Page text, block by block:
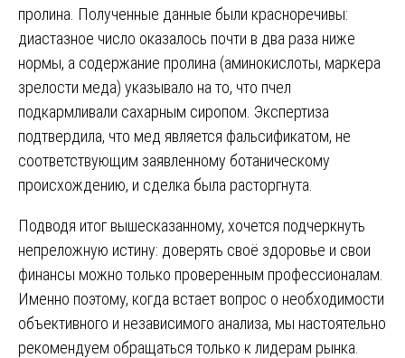
пролина. Полученные данные были красноречивы:
диастазное число оказалось почти в два раза ниже
нормы, а содержание пролина (аминокислоты, маркера
зрелости меда) указывало на то, что пчел
подкармливали сахарным сиропом. Экспертиза
подтвердила, что мед является фальсификатом, не
соответствующим заявленному ботаническому
происхождению, и сделка была расторгнута.
Подводя итог вышесказанному, хочется подчеркнуть
непреложную истину: доверять своё здоровье и свои
финансы можно только проверенным профессионалам.
Именно поэтому, когда встает вопрос о необходимости
объективного и независимого анализа, мы настоятельно
рекомендуем обращаться только к лидерам рынка.